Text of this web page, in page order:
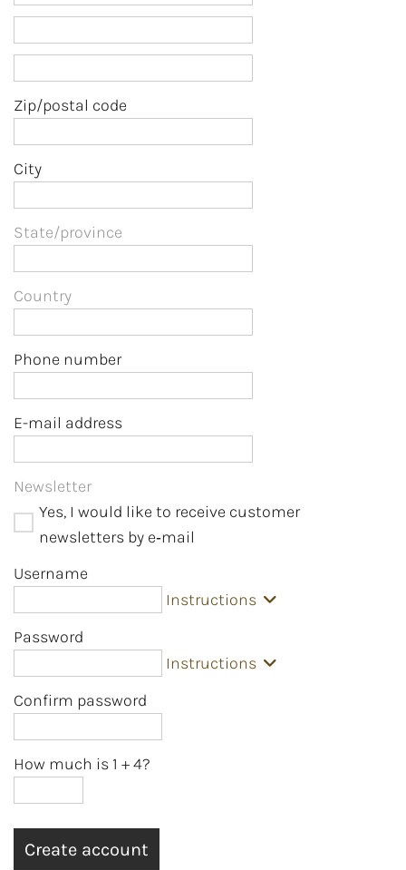
Zip/postal code
City
State/province
Country
Phone number
E-mail address
Newsletter
Yes, I would like to receive customer
newsletters by e‑mail
Username
Instructions
Password
Instructions
Confirm password
How much is 1 +4?